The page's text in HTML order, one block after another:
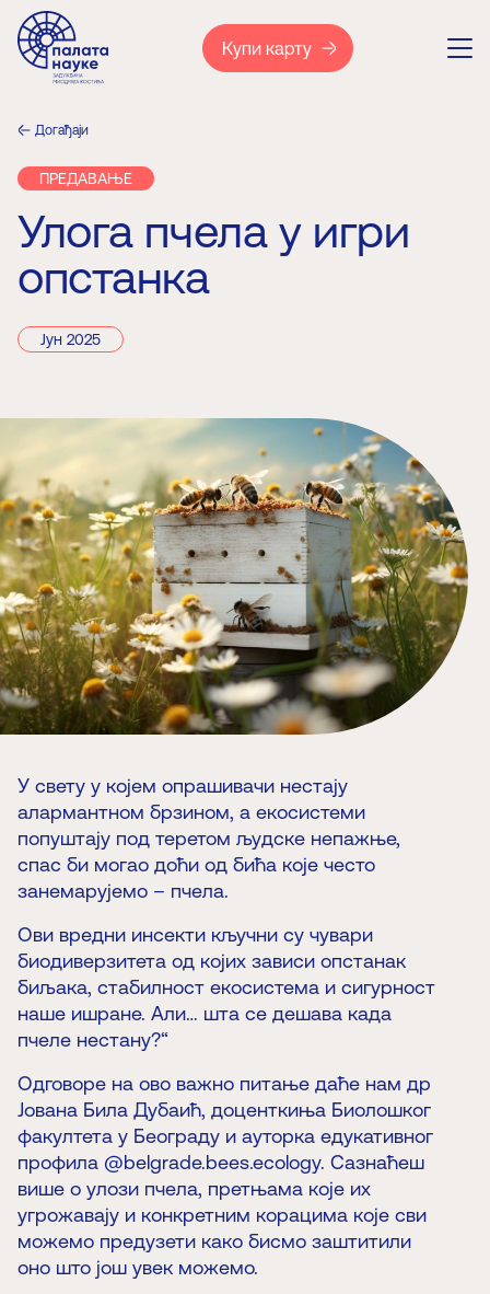
Купи карту
Догађаји
ПРЕДАВАЊЕ
Улога пчела у игри
опстанка
Јун 2025
У свету у којем опрашивачи нестају
алармантном брзином, а екосистеми
попуштају под теретом људске непажње,
спас би могао доћи од бића које често
занемарујемо – пчела.
Ови вредни инсекти кључни су чувари
биодиверзитета од којих зависи опстанак
биљака, стабилност екосистема и сигурност
наше ишране. Али… шта се дешава када
пчеле нестану?“
Одговоре на ово важно питање даће нам др
Јована Била Дубаић, доценткиња Биолошког
факултета у Београду и ауторка едукативног
профила @belgrade.bees.ecology. Сазнаћеш
више о улози пчела, претњама које их
угрожавају и конкретним корацима које сви
можемо предузети како бисмо заштитили
оно што још увек можемо.